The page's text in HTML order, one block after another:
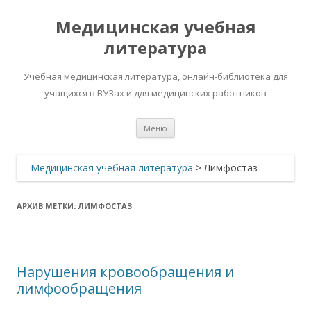
Медицинская учебная
литература
Учебная медицинская литература, онлайн-библиотека для
учащихся в ВУЗах и для медицинских работников
Меню
Медицинская учебная литература >Лимфостаз
АРХИВ МЕТКИ: ЛИМФОСТАЗ
Нарушения кровообращения и
лимфообращения